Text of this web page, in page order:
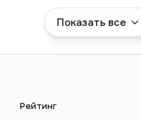
Детектор ИИ
Коммерция
Разработка
Показать все
Рейтинг